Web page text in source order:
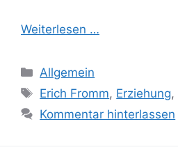
Weiterlesen …
Kategorien
Allgemein
Schlagwörter
Erich Fromm, Erziehung,
Kommentar hinterlassen